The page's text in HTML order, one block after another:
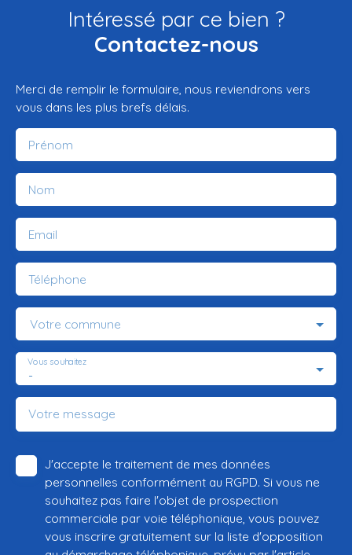
Intéressé par ce bien ?
Contactez-nous
Merci de remplir le formulaire, nous reviendrons vers
vous dans les plus brefs délais.
Prénom
Nom
Email
Téléphone
Votre commune
-
Vous souhaitez
Votre message
J'accepte le traitement de mes données
personnelles conformément au RGPD. Si vous ne
souhaitez pas faire l'objet de prospection
commerciale par voie téléphonique, vous pouvez
vous inscrire gratuitement sur la liste d'opposition